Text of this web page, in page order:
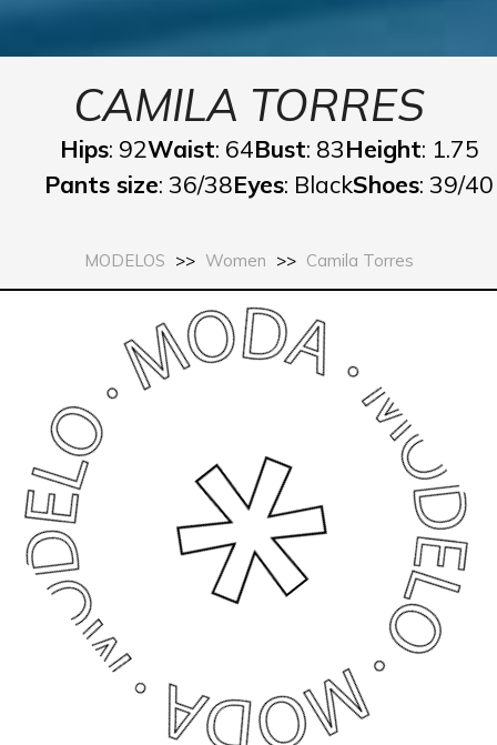
CAMILA TORRES
Height: 1.75
Bust: 83
Waist: 64
Hips: 92
Shoes: 39/40
Eyes: Black
Pants size: 36/38
MODELOS >> Women >> Camila Torres